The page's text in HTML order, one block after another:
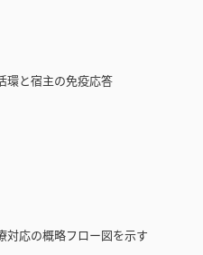
と宿主の免疫応答
応の概略フロー図を示す